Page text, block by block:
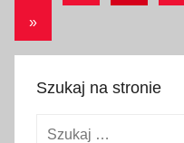
c
2
wpisów
Następne
»
Szukaj na stronie
Szukaj: